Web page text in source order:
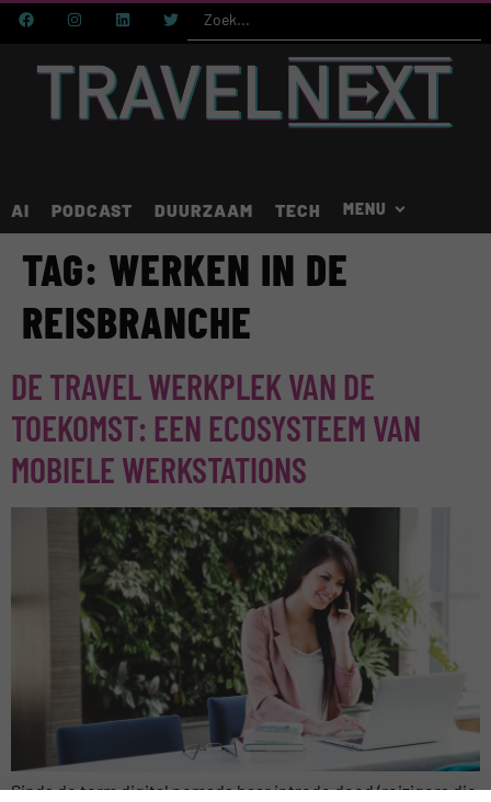
AI PODCAST DUURZAAM TECH
TAG: WERKEN IN DE
REISBRANCHE
DE TRAVEL WERKPLEK VAN DE
TOEKOMST: EEN ECOSYSTEEM VAN
MOBIELE WERKSTATIONS
Sinds de term digital nomads haar intrede deed (reizigers die